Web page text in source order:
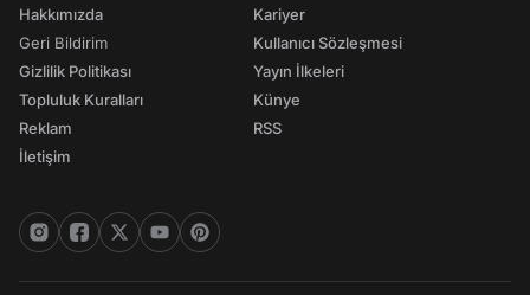
Hakkımızda
Geri Bildirim
Gizlilik Politikası
Topluluk Kuralları
Reklam
İletişim
Kariyer
Kullanıcı Sözleşmesi
Yayın İlkeleri
Künye
RSS